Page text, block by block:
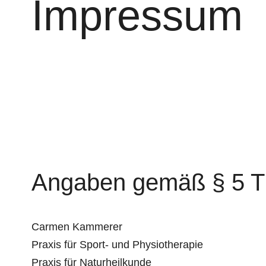
Impressum
Angaben gemäß § 5
Carmen Kammerer
Praxis für Sport- und Physiotherapie
Praxis für Naturheilkunde